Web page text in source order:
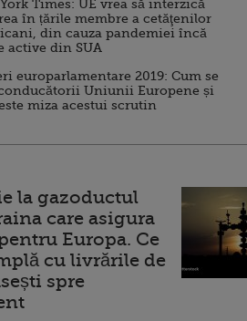
Times: UE vrea să interzică
în țările membre a cetăţenilor
din cauza pandemiei încă
active din SUA
europarlamentare 2019: Cum se
Uniunii Europene și
miza acestui scrutin
la gazoductul
care asigura
Europa. Ce
cu livrările de
spre